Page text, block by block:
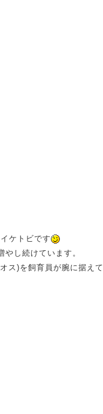
ケトビです
し続けています。
ス)を飼育員が腕に据えて